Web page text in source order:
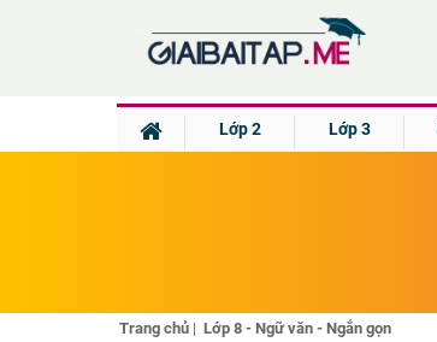
Lớp 2 Lớp 3
Trang chủ| Lớp 8 - Ngữ văn - Ngắn gọn